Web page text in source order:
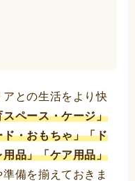
との生活をより快
スペース・ケージ」
・おもちゃ」「ド
品」「ケア用品」
備を揃えておきま